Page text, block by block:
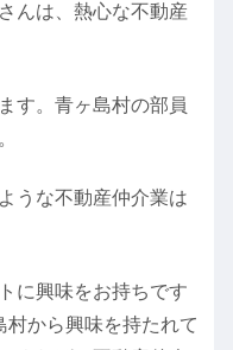
んは、熱心な不動産
す。青ヶ島村の部員
うな不動産仲介業は
に興味をお持ちです
から興味を持たれて